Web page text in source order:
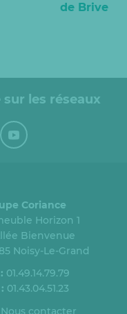
de Brive
les réseaux
Coriance
Horizon 1
Bienvenue
Noisy-Le-Grand
01.49.14.79.79
01.43.04.51.23
Nous contacter